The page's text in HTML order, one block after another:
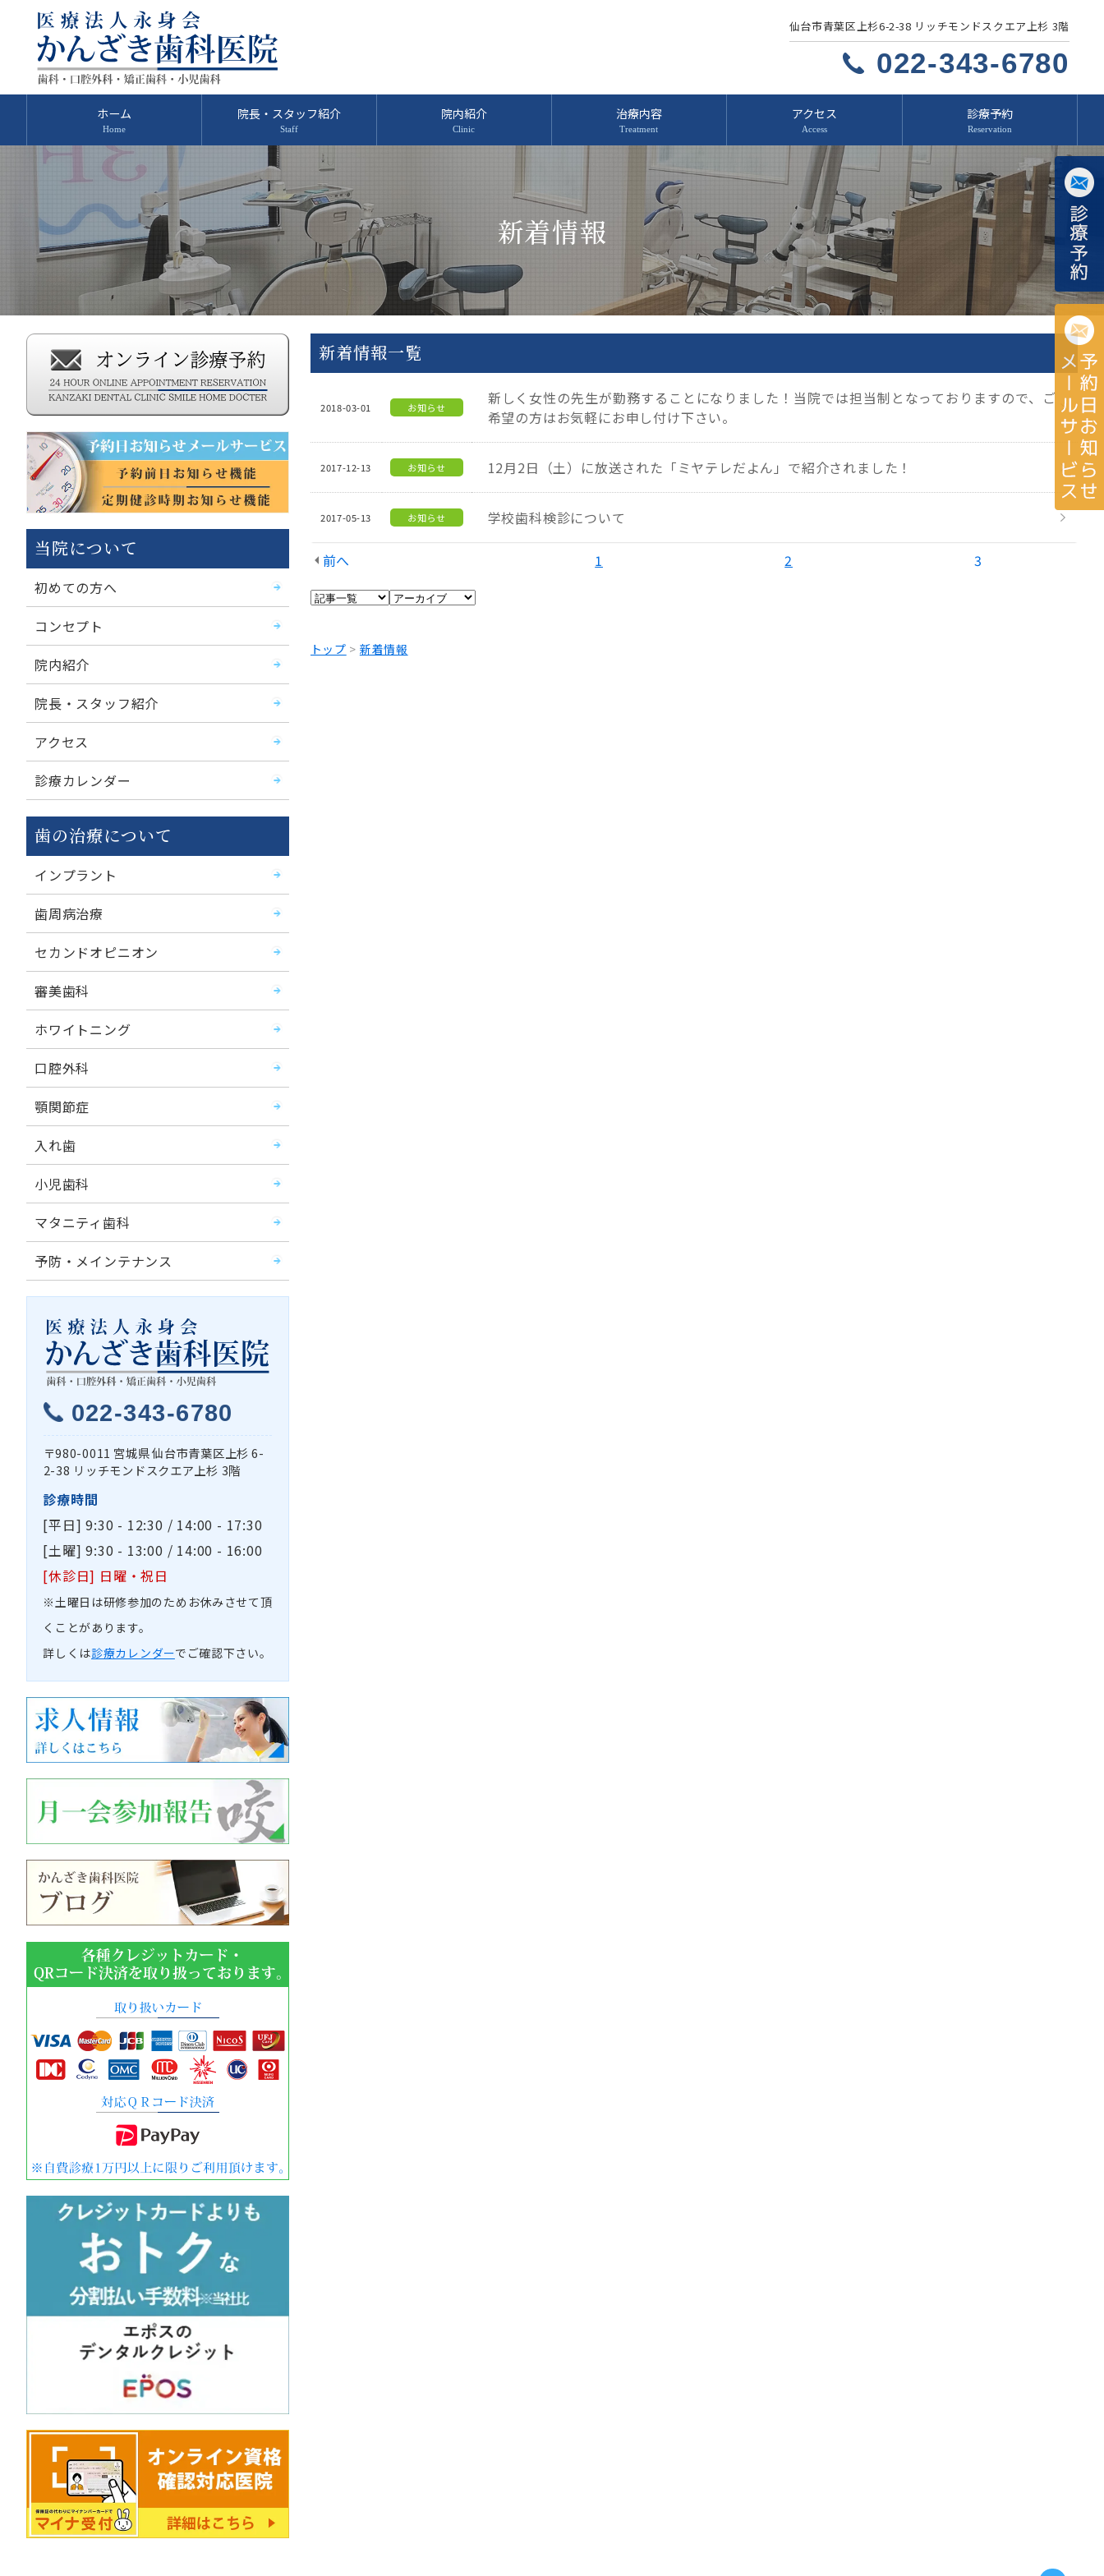
022-343-6780
仙台市青葉区上杉6-2-38 リッチモンドスクエア上杉 3階
ホーム 院長・スタッフ紹介 院内紹介 治療内容 アクセス 診療予約
新着情報
新着情報一覧
2018-03-01 お知らせ
新しく女性の先生が勤務することになりました！当院では担当制となっておりますので、ご
希望の方はお気軽にお申し付け下さい。
2017-12-13 お知らせ 12月2日（土）に放送された「ミヤテレだよん」で紹介されました！
2017-05-13 お知らせ 学校歯科検診について
前へ 1 2 3
トップ > 新着情報
当院について
初めての方へ
コンセプト
院内紹介
院長・スタッフ紹介
アクセス
診療カレンダー
歯の治療について
インプラント
歯周病治療
セカンドオピニオン
審美歯科
ホワイトニング
口腔外科
顎関節症
入れ歯
小児歯科
マタニティ歯科
予防・メインテナンス
022-343-6780
980-0011 宮城県仙台市青葉区上杉6-
2-38 リッチモンドスクエア上杉 3階
診療時間
[平日] 9:30 - 12:30 / 14:00 - 17:30
[土曜] 9:30 - 13:00 / 14:00 - 16:00
[休診日] 日曜・祝日
※土曜日は研修参加のためお休みさせて頂
くことがあります。
詳しくは診療カレンダーでご確認下さい。